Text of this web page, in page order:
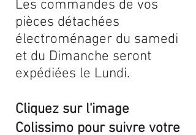
Les commandes de vos
pièces détachées
électroménager du samedi
et du Dimanche seront
expédiées le Lundi.
Cliquez sur l'image
Colissimo pour suivre votre